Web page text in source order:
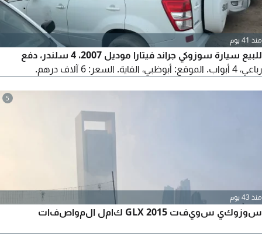
منذ 41 يوم
للبيع سيارة سوزوكي جراند فيتارا موديل 2007، 4 سلندر، دفع
رباعي، 4 أبواب. الموقع: أبوظبي، الفاية. السعر: 6 آلاف درهم.
5
منذ 43 يوم
سوزوكي سويفت 2015 GLX كامل المواصفات